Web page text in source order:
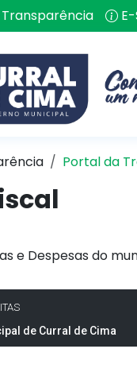
Transparência
Portal da
e Despesas do